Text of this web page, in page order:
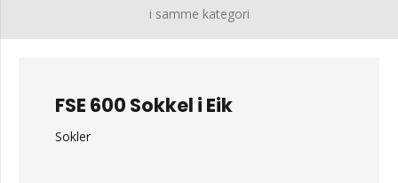
i samme kategori
FSE 600 Sokkel i Eik
Sokler